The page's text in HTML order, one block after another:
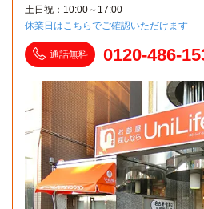
土日祝：10:00～17:00
休業日はこちらでご確認いただけます
通話無料 0120-486-